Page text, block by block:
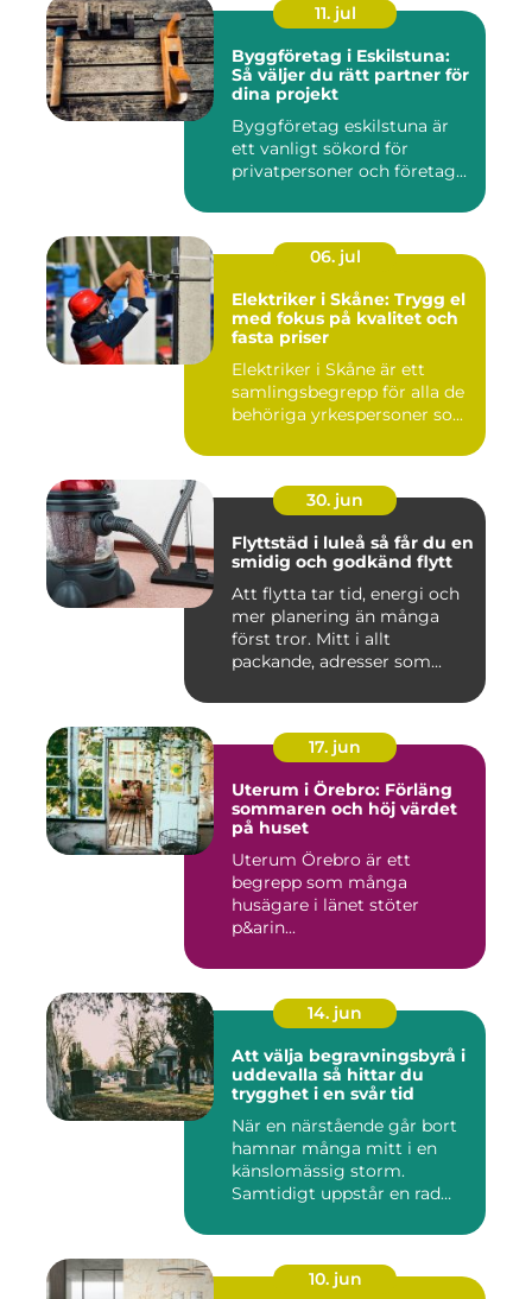
11. jul
Byggföretag i Eskilstuna:
Så väljer du rätt partner för
dina projekt
Byggföretag eskilstuna är
ett vanligt sökord för
privatpersoner och företag...
06. jul
Elektriker i Skåne: Trygg el
med fokus på kvalitet och
fasta priser
Elektriker i Skåne är ett
samlingsbegrepp för alla de
behöriga yrkespersoner so...
30. jun
Flyttstäd i luleå så får du en
smidig och godkänd flytt
Att flytta tar tid, energi och
mer planering än många
först tror. Mitt i allt
packande, adresser som...
17. jun
Uterum i Örebro: Förläng
sommaren och höj värdet
på huset
Uterum Örebro är ett
begrepp som många
husägare i länet stöter
p&arin...
14. jun
Att välja begravningsbyrå i
uddevalla så hittar du
trygghet i en svår tid
När en närstående går bort
hamnar många mitt i en
känslomässig storm.
Samtidigt uppstår en rad
10. jun